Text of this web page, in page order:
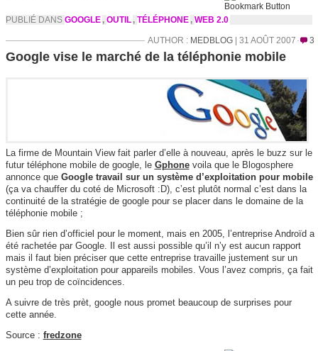
PUBLIÉ DANS GOOGLE , OUTIL , TÉLÉPHONE , WEB 2.0
AUTHOR : MEDBLOG| 31 AOÛT 2007 3
Google vise le marché de la téléphonie mobile
La firme de Mountain View fait parler d’elle à nouveau, après le buzz sur le
futur téléphone mobile de google, le Gphonevoila que le Blogosphere
annonce que Google travail sur un système d’exploitation pour mobile
(ça va chauffer du coté de Microsoft :D), c’est plutôt normal c’est dans la
continuité de la stratégie de google pour se placer dans le domaine de la
téléphonie mobile ;
Bien sûr rien d’officiel pour le moment, mais en 2005, l’entreprise Androïd a
été rachetée par Google. Il est aussi possible qu’il n’y est aucun rapport
mais il faut bien préciser que cette entreprise travaille justement sur un
système d’exploitation pour appareils mobiles. Vous l’avez compris, ça fait
un peu trop de coïncidences.
A suivre de très prèt, google nous promet beaucoup de surprises pour
cette année.
Source : fredzone